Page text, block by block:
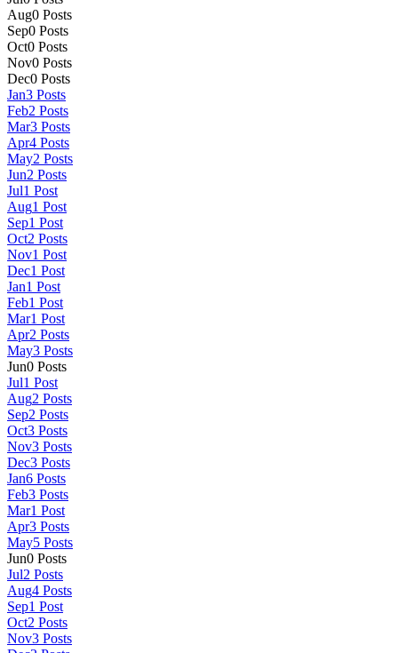
Aug0 Posts
Sep0 Posts
Oct0 Posts
Nov0 Posts
Dec0 Posts
Jan3 Posts
Feb2 Posts
Mar3 Posts
Apr4 Posts
May2 Posts
Jun2 Posts
Jul1 Post
Aug1 Post
Sep1 Post
Oct2 Posts
Nov1 Post
Dec1 Post
Jan1 Post
Feb1 Post
Mar1 Post
Apr2 Posts
May3 Posts
Jun0 Posts
Jul1 Post
Aug2 Posts
Sep2 Posts
Oct3 Posts
Nov3 Posts
Dec3 Posts
Jan6 Posts
Feb3 Posts
Mar1 Post
Apr3 Posts
May5 Posts
Jun0 Posts
Jul2 Posts
Aug4 Posts
Sep1 Post
Oct2 Posts
Nov3 Posts